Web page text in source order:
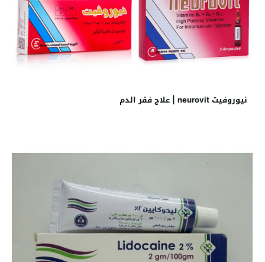
نيوروفيت neurovit | علاج فقر الدم